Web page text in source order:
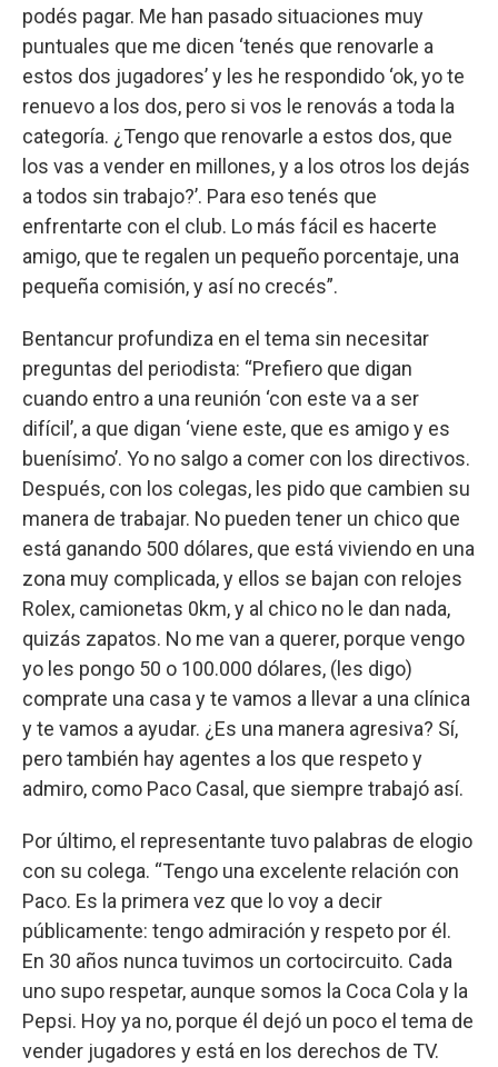
podés pagar. Me han pasado situaciones muy
puntuales que me dicen ‘tenés que renovarle a
estos dos jugadores’ y les he respondido ‘ok, yo te
renuevo a los dos, pero si vos le renovás a toda la
categoría. ¿Tengo que renovarle a estos dos, que
los vas a vender en millones, y a los otros los dejás
a todos sin trabajo?’. Para eso tenés que
enfrentarte con el club. Lo más fácil es hacerte
amigo, que te regalen un pequeño porcentaje, una
pequeña comisión, y así no crecés”.
Bentancur profundiza en el tema sin necesitar
preguntas del periodista: “Prefiero que digan
cuando entro a una reunión ‘con este va a ser
difícil’, a que digan ‘viene este, que es amigo y es
buenísimo’. Yo no salgo a comer con los directivos.
Después, con los colegas, les pido que cambien su
manera de trabajar. No pueden tener un chico que
está ganando 500 dólares, que está viviendo en una
zona muy complicada, y ellos se bajan con relojes
Rolex, camionetas 0km, y al chico no le dan nada,
quizás zapatos. No me van a querer, porque vengo
yo les pongo 50 o 100.000 dólares, (les digo)
comprate una casa y te vamos a llevar a una clínica
y te vamos a ayudar. ¿Es una manera agresiva? Sí,
pero también hay agentes a los que respeto y
admiro, como Paco Casal, que siempre trabajó así.
Por último, el representante tuvo palabras de elogio
con su colega. “Tengo una excelente relación con
Paco. Es la primera vez que lo voy a decir
públicamente: tengo admiración y respeto por él.
En 30 años nunca tuvimos un cortocircuito. Cada
uno supo respetar, aunque somos la Coca Cola y la
Pepsi. Hoy ya no, porque él dejó un poco el tema de
vender jugadores y está en los derechos de TV.